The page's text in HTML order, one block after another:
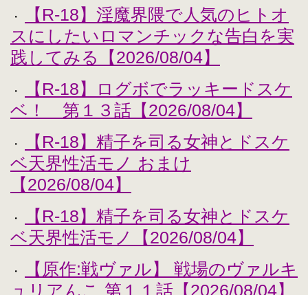
・
【R-18】淫魔界隈で人気のヒトオ
スにしたいロマンチックな告白を実
践してみる【2026/08/04】
・
【R-18】ログボでラッキードスケ
ベ！ 第１３話【2026/08/04】
・
【R-18】精子を司る女神とドスケ
ベ天界性活モノ おまけ
【2026/08/04】
・
【R-18】精子を司る女神とドスケ
ベ天界性活モノ【2026/08/04】
・
【原作:戦ヴァル】 戦場のヴァルキ
ュリアんこ 第１１話【2026/08/04】